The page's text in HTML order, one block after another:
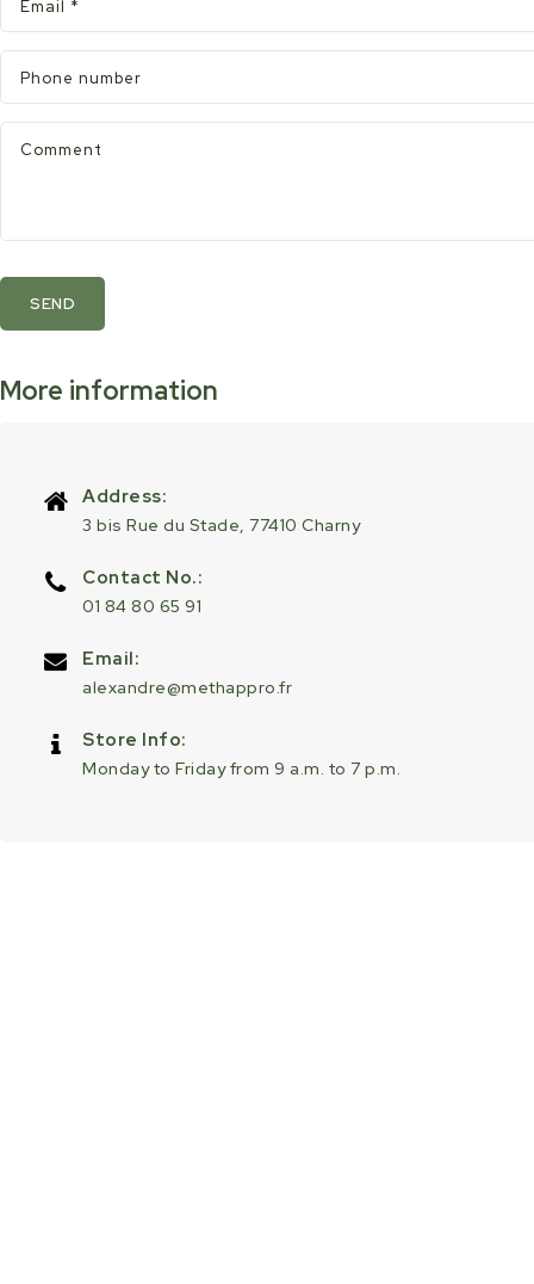
Email *
Phone number
Comment
SEND
More information
Address:
3 bis Rue du Stade, 77410 Charny
Contact No.:
01 84 80 65 91
Email:
alexandre@methappro.fr
Store Info:
Monday to Friday from 9 a.m. to 7 p.m.